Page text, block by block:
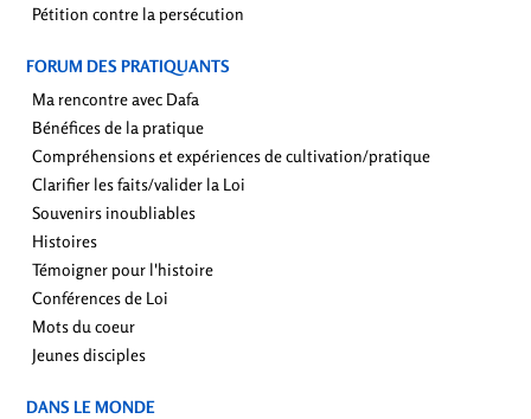
Pétition contre la persécution
FORUM DES PRATIQUANTS
Ma rencontre avec Dafa
Bénéfices de la pratique
Compréhensions et expériences de cultivation/pratique
Clarifier les faits/valider la Loi
Souvenirs inoubliables
Histoires
Témoigner pour l'histoire
Conférences de Loi
Mots du coeur
Jeunes disciples
DANS LE MONDE